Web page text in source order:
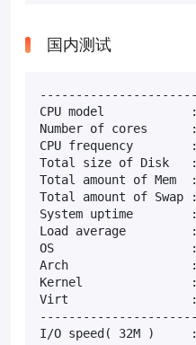
国内测试
CPU model            :
Number of cores
CPU frequency        :
Total size of Disk   :
Total amount of Mem  :
Total amount of Swap
System uptime        :
Load average
OS                   :
Arch                 :
Kernel               :
Virt                 :
I/O speed( 32M )     :